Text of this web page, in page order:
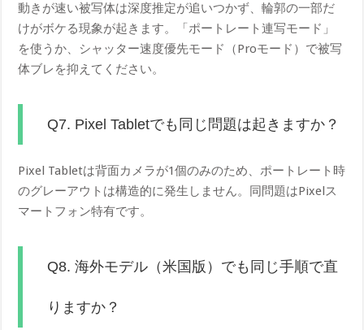
動きが速い被写体は深度推定が追いつかず、輪郭の一部だ
けがボケる現象が起きます。「ポートレート連写モード」
を使うか、シャッター速度優先モード（Proモード）で被写
体ブレを抑えてください。
Q7. Pixel Tabletでも同じ問題は起きますか？
Pixel Tabletは背面カメラが1個のみのため、ポートレート時
のグレーアウトは構造的に発生しません。同問題はPixelス
マートフォン特有です。
Q8. 海外モデル（米国版）でも同じ手順で直
りますか？